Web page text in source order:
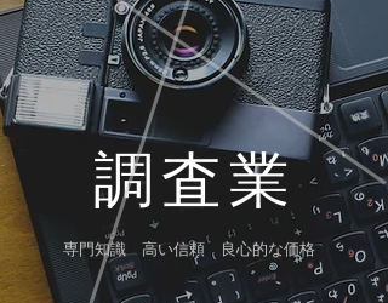
​調査業
専門知識 高い信頼 良心的な価格